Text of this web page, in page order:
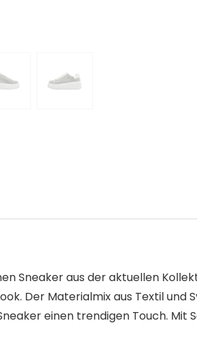
Sneaker aus der aktuellen
Der Materialmix aus Textil
einen trendigen Touch. Mit